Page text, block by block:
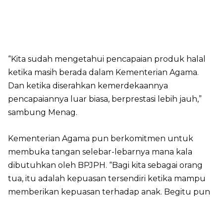
“Kita sudah mengetahui pencapaian produk halal
ketika masih berada dalam Kementerian Agama.
Dan ketika diserahkan kemerdekaannya
pencapaiannya luar biasa, berprestasi lebih jauh,”
sambung Menag.
Kementerian Agama pun berkomitmen untuk
membuka tangan selebar-lebarnya mana kala
dibutuhkan oleh BPJPH. “Bagi kita sebagai orang
tua, itu adalah kepuasan tersendiri ketika mampu
memberikan kepuasan terhadap anak. Begitu pun